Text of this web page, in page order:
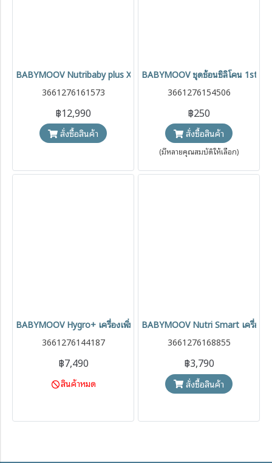
BABYMOOV Nutribaby plus XL เครื่องเตรียมอาหารใช้งานได้ 6 โหมด
3661276161573
฿12,990
สั่งซื้อสินค้า
BABYMOOV ชุดช้อนซิลิโคน 1st ปร
3661276154506
฿250
สั่งซื้อสินค้า
(มีหลายคุณสมบัติให้เลือก)
BABYMOOV Hygro+ เครื่องเพิ่มความชื้น เสียงเงียบ กระจายไอน้ำ 360 อ
3661276144187
฿7,490
สินค้าหมด
BABYMOOV Nutri Smart เครื่อง
3661276168855
฿3,790
สั่งซื้อสินค้า